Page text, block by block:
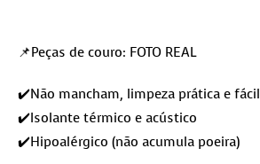
📌Peças de couro: FOTO REAL
✔️Não mancham, limpeza prática e fácil
✔️Isolante térmico e acústico
✔️Hipoalérgico (não acumula poeira)